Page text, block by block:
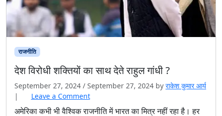
राजनीति
देश विरोधी शक्तियों का साथ देते राहुल गांधी ?
September 27, 2024 / September 27, 2024 by राकेश कुमार आर्य
|
Leave a Comment
अमेरिका कभी भी वैश्विक राजनीति में भारत का मित्र नहीं रहा है। हर